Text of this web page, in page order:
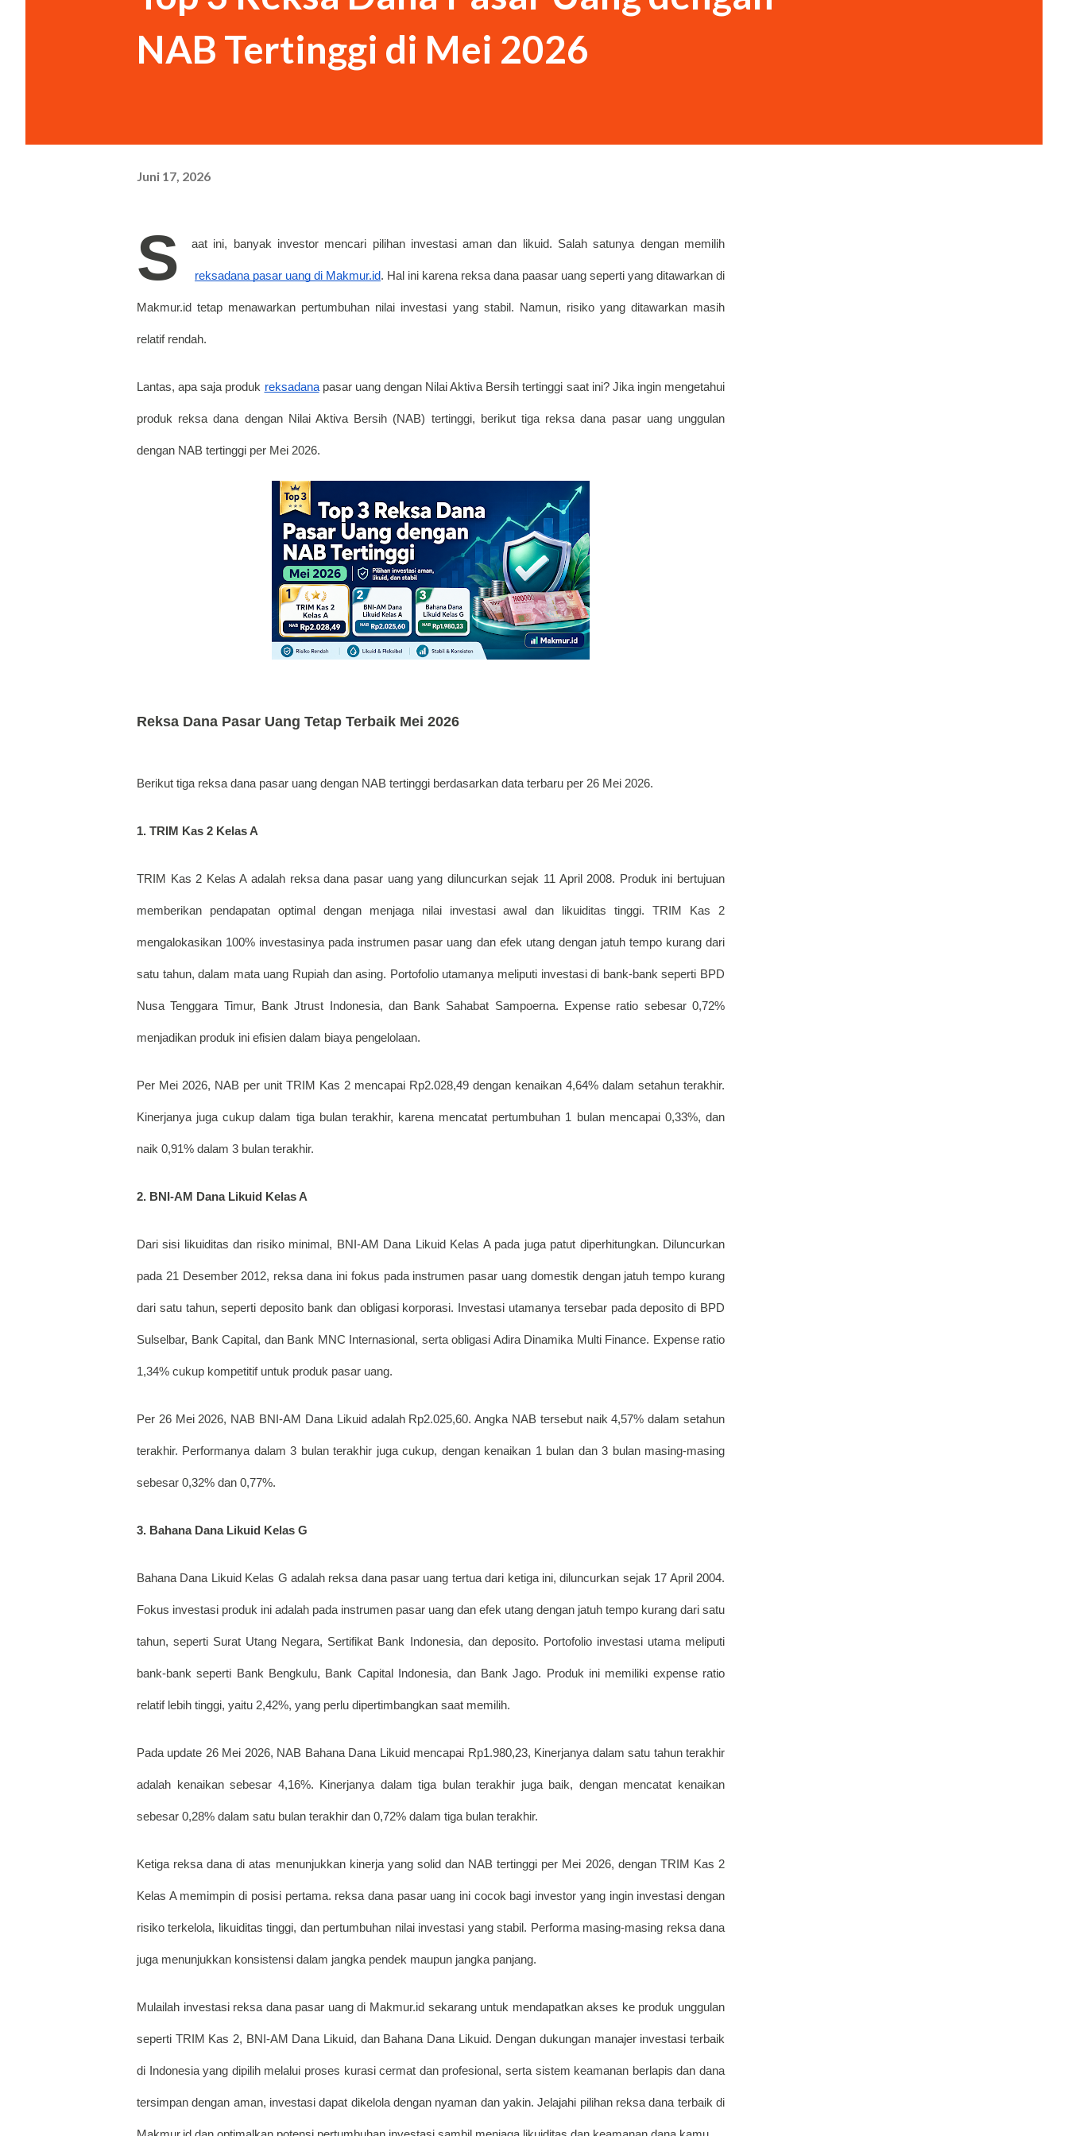
siang di RM Padang. “Bukan. Saya sebenarnya siluman tengkorak,” kata
saya berpura-pura. “Oh.” Cewek itu langsung percaya dan...
NAB Tertinggi di Mei 2026
Juni 17, 2026
S aat ini, banyak investor mencari pilihan investasi aman dan likuid. Salah satunya dengan memilih
reksadana pasar uang di Makmur.id. Hal ini karena reksa dana paasar uang seperti yang ditawarkan di
Makmur.id tetap menawarkan pertumbuhan nilai investasi yang stabil. Namun, risiko yang ditawarkan masih
relatif rendah.
Lantas, apa saja produk reksadana pasar uang dengan Nilai Aktiva Bersih tertinggi saat ini? Jika ingin mengetahui
produk reksa dana dengan Nilai Aktiva Bersih (NAB) tertinggi, berikut tiga reksa dana pasar uang unggulan
dengan NAB tertinggi per Mei 2026.
Reksa Dana Pasar Uang Tetap Terbaik Mei 2026
Berikut tiga reksa dana pasar uang dengan NAB tertinggi berdasarkan data terbaru per 26 Mei 2026.
1. TRIM Kas 2 Kelas A
TRIM Kas 2 Kelas A adalah reksa dana pasar uang yang diluncurkan sejak 11 April 2008. Produk ini bertujuan
memberikan pendapatan optimal dengan menjaga nilai investasi awal dan likuiditas tinggi. TRIM Kas 2
mengalokasikan 100% investasinya pada instrumen pasar uang dan efek utang dengan jatuh tempo kurang dari
satu tahun, dalam mata uang Rupiah dan asing. Portofolio utamanya meliputi investasi di bank-bank seperti BPD
Nusa Tenggara Timur, Bank Jtrust Indonesia, dan Bank Sahabat Sampoerna. Expense ratio sebesar 0,72%
menjadikan produk ini efisien dalam biaya pengelolaan.
Per Mei 2026, NAB per unit TRIM Kas 2 mencapai Rp2.028,49 dengan kenaikan 4,64% dalam setahun terakhir.
Kinerjanya juga cukup dalam tiga bulan terakhir, karena mencatat pertumbuhan 1 bulan mencapai 0,33%, dan
naik 0,91% dalam 3 bulan terakhir.
2. BNI-AM Dana Likuid Kelas A
Dari sisi likuiditas dan risiko minimal, BNI-AM Dana Likuid Kelas A pada juga patut diperhitungkan. Diluncurkan
pada 21 Desember 2012, reksa dana ini fokus pada instrumen pasar uang domestik dengan jatuh tempo kurang
dari satu tahun, seperti deposito bank dan obligasi korporasi. Investasi utamanya tersebar pada deposito di BPD
Sulselbar, Bank Capital, dan Bank MNC Internasional, serta obligasi Adira Dinamika Multi Finance. Expense ratio
1,34% cukup kompetitif untuk produk pasar uang.
Per 26 Mei 2026, NAB BNI-AM Dana Likuid adalah Rp2.025,60. Angka NAB tersebut naik 4,57% dalam setahun
terakhir. Performanya dalam 3 bulan terakhir juga cukup, dengan kenaikan 1 bulan dan 3 bulan masing-masing
sebesar 0,32% dan 0,77%.
3. Bahana Dana Likuid Kelas G
Bahana Dana Likuid Kelas G adalah reksa dana pasar uang tertua dari ketiga ini, diluncurkan sejak 17 April 2004.
Fokus investasi produk ini adalah pada instrumen pasar uang dan efek utang dengan jatuh tempo kurang dari satu
tahun, seperti Surat Utang Negara, Sertifikat Bank Indonesia, dan deposito. Portofolio investasi utama meliputi
bank-bank seperti Bank Bengkulu, Bank Capital Indonesia, dan Bank Jago. Produk ini memiliki expense ratio
relatif lebih tinggi, yaitu 2,42%, yang perlu dipertimbangkan saat memilih.
Pada update 26 Mei 2026, NAB Bahana Dana Likuid mencapai Rp1.980,23, Kinerjanya dalam satu tahun terakhir
adalah kenaikan sebesar 4,16%. Kinerjanya dalam tiga bulan terakhir juga baik, dengan mencatat kenaikan
sebesar 0,28% dalam satu bulan terakhir dan 0,72% dalam tiga bulan terakhir.
Ketiga reksa dana di atas menunjukkan kinerja yang solid dan NAB tertinggi per Mei 2026, dengan TRIM Kas 2
Kelas A memimpin di posisi pertama. reksa dana pasar uang ini cocok bagi investor yang ingin investasi dengan
risiko terkelola, likuiditas tinggi, dan pertumbuhan nilai investasi yang stabil. Performa masing-masing reksa dana
juga menunjukkan konsistensi dalam jangka pendek maupun jangka panjang.
Mulailah investasi reksa dana pasar uang di Makmur.id sekarang untuk mendapatkan akses ke produk unggulan
seperti TRIM Kas 2, BNI-AM Dana Likuid, dan Bahana Dana Likuid. Dengan dukungan manajer investasi terbaik
di Indonesia yang dipilih melalui proses kurasi cermat dan profesional, serta sistem keamanan berlapis dan dana
tersimpan dengan aman, investasi dapat dikelola dengan nyaman dan yakin. Jelajahi pilihan reksa dana terbaik di